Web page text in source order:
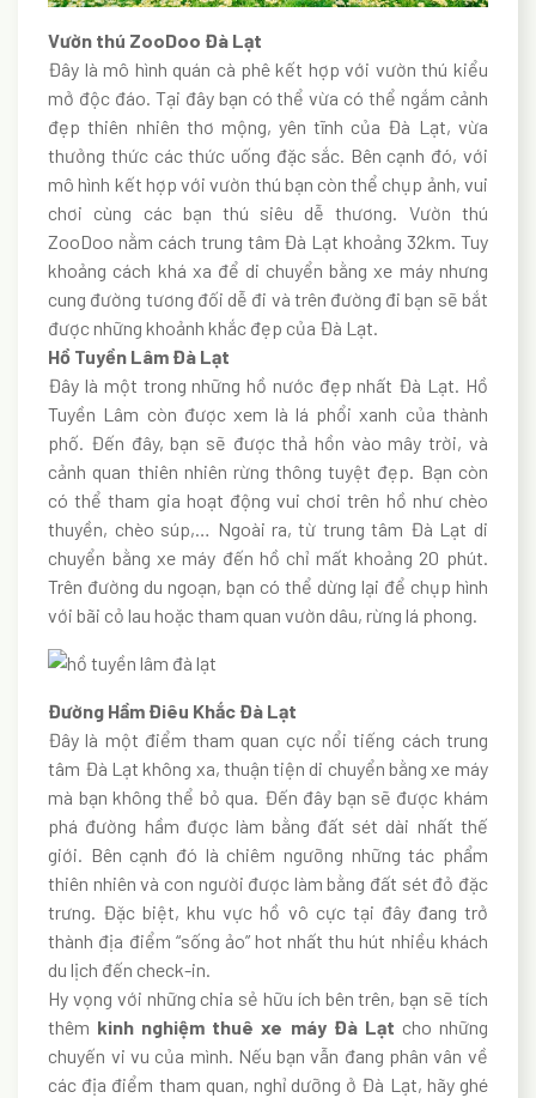
Vườn thú ZooDoo Đà Lạt
Đây là mô hình quán cà phê kết hợp với vườn thú kiểu
mở độc đáo. Tại đây bạn có thể vừa có thể ngắm cảnh
đẹp thiên nhiên thơ mộng, yên tĩnh của Đà Lạt, vừa
thưởng thức các thức uống đặc sắc. Bên cạnh đó, với
mô hình kết hợp với vườn thú bạn còn thể chụp ảnh, vui
chơi cùng các bạn thú siêu dễ thương. Vườn thú
ZooDoo nằm cách trung tâm Đà Lạt khoảng 32km. Tuy
khoảng cách khá xa để di chuyển bằng xe máy nhưng
cung đường tương đối dễ đi và trên đường đi bạn sẽ bắt
được những khoảnh khắc đẹp của Đà Lạt.
Hồ Tuyền Lâm Đà Lạt
Đây là một trong những hồ nước đẹp nhất Đà Lạt. Hồ
Tuyền Lâm còn được xem là lá phổi xanh của thành
phố. Đến đây, bạn sẽ được thả hồn vào mây trời, và
cảnh quan thiên nhiên rừng thông tuyệt đẹp. Bạn còn
có thể tham gia hoạt động vui chơi trên hồ như chèo
thuyền, chèo súp,… Ngoài ra, từ trung tâm Đà Lạt di
chuyển bằng xe máy đến hồ chỉ mất khoảng 20 phút.
Trên đường du ngoạn, bạn có thể dừng lại để chụp hình
với bãi cỏ lau hoặc tham quan vườn dâu, rừng lá phong.
Đường Hầm Điêu Khắc Đà Lạt
Đây là một điểm tham quan cực nổi tiếng cách trung
tâm Đà Lạt không xa, thuận tiện di chuyển bằng xe máy
mà bạn không thể bỏ qua. Đến đây bạn sẽ được khám
phá đường hầm được làm bằng đất sét dài nhất thế
giới. Bên cạnh đó là chiêm ngưỡng những tác phẩm
thiên nhiên và con người được làm bằng đất sét đỏ đặc
trưng. Đặc biệt, khu vực hồ vô cực tại đây đang trở
thành địa điểm “sống ảo” hot nhất thu hút nhiều khách
du lịch đến check-in.
Hy vọng với những chia sẻ hữu ích bên trên, bạn sẽ tích
thêm kinh nghiệm thuê xe máy Đà Lạt cho những
chuyến vi vu của mình. Nếu bạn vẫn đang phân vân về
các địa điểm tham quan, nghỉ dưỡng ở Đà Lạt, hãy ghé